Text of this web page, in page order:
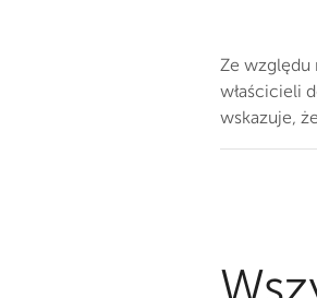
Ze względu
właścicieli
wskazuje,